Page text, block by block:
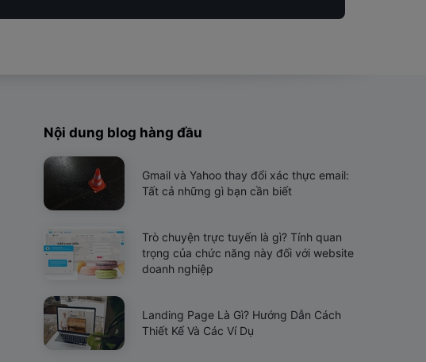
Nội dung blog hàng đầu
Gmail và Yahoo thay đổi xác thực email:
Tất cả những gì bạn cần biết
Trò chuyện trực tuyến là gì? Tính quan
trọng của chức năng này đối với website
doanh nghiệp
Landing Page Là Gì? Hướng Dẫn Cách
Thiết Kế Và Các Ví Dụ